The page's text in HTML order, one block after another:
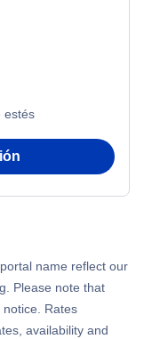
estés
name reflect our
Please note that
Rates
availability and